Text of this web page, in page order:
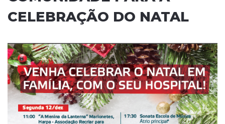
CELEBRAÇÃO DO NATAL